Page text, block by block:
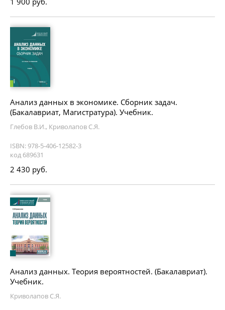
Анализ данных в экономике. Сборник задач.
(Бакалавриат, Магистратура). Учебник.
Глебов В.И., Криволапов С.Я.
ISBN: 978-5-406-12582-3
код 689631
2 430 руб.
Анализ данных. Теория вероятностей. (Бакалавриат).
Учебник.
Криволапов С.Я.